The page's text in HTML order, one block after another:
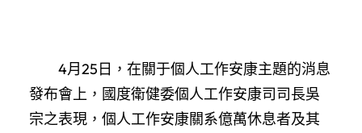
4月25日，在關于個人工作安康主題的消息
發布會上，國度衛健委個人工作安康司司長吳
宗之表現，個人工作安康關系億萬休息者及其